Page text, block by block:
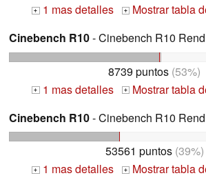
+ 1 mas detalles +
Mostrar tabla
Cinebench R10- Cinebench R10
8739 puntos (53%)
+ 1 mas detalles +
Mostrar tabla
Cinebench R10- Cinebench R10
53561 puntos(39%)
+ 1 mas detalles +
Mostrar tabla